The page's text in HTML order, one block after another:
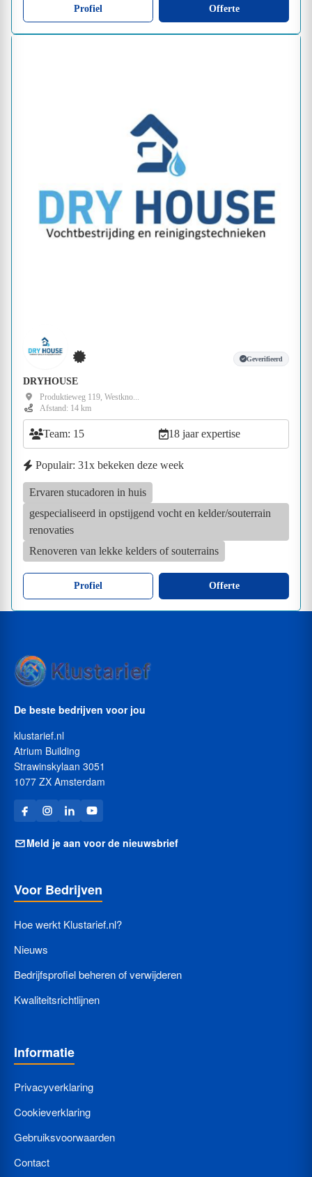
Profiel Offerte
Geverifieerd
DRYHOUSE
Produktieweg 119, Westkno...
Afstand: 14 km
Team: 15 18 jaar expertise
Populair: 31x bekeken deze week
Ervaren stucadoren in huis
gespecialiseerd in opstijgend vocht en kelder/souterrain
renovaties
Renoveren van lekke kelders of souterrains
Profiel Offerte
De beste bedrijven voor jou
klustarief.nl
Atrium Building
Strawinskylaan 3051
1077 ZX Amsterdam
Meld je aan voor de nieuwsbrief
Voor Bedrijven
Hoe werkt Klustarief.nl?
Nieuws
Bedrijfsprofiel beheren of verwijderen
Kwaliteitsrichtlijnen
Informatie
Privacyverklaring
Cookieverklaring
Gebruiksvoorwaarden
Contact